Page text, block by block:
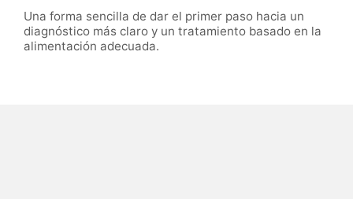
Una forma sencilla de dar el primer paso hacia un
diagnóstico más claro y un tratamiento basado en la
alimentación adecuada.